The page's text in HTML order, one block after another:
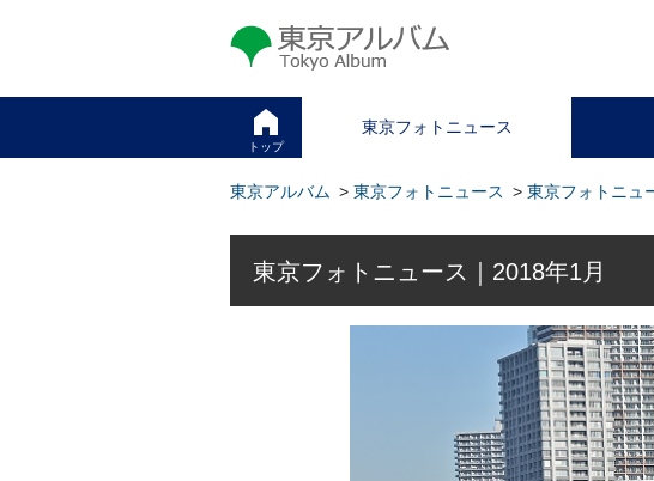
東京アルバム Tokyo Album
トップ
東京フォトニュース
東京アルバム > 東京フォトニュース > 東京フォトニ
東京フォトニュース｜2018年1月